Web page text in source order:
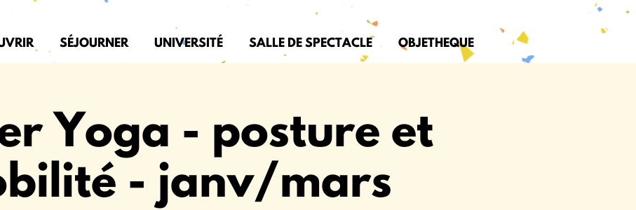
SÉJOURNER UNIVERSITÉ SALLE DE SPECTACLE OBJETHEQUE
Yoga - posture et
- janv/mars